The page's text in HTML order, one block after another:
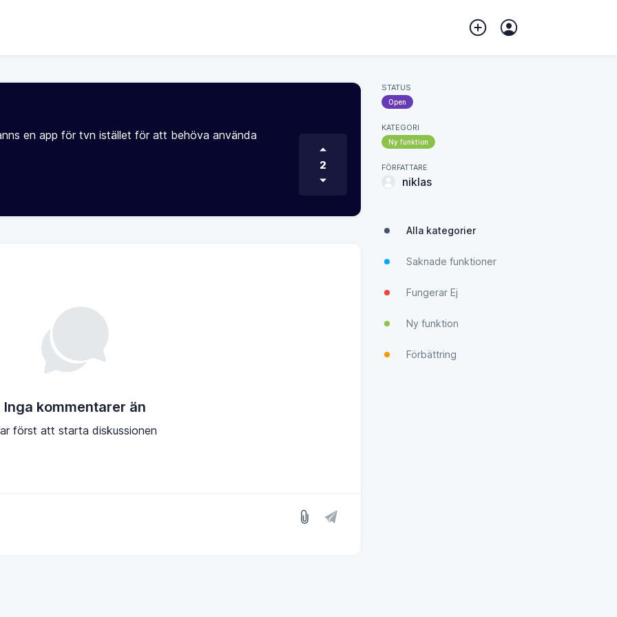
en app för tvn istället för att behöva använda
2
Inga kommentarer än
först att starta diskussionen
STATUS
Open
KATEGORI
Ny funktion
FÖRFATTARE
niklas
Alla kategorier
Saknade funktioner
Fungerar Ej
Ny funktion
Förbättring